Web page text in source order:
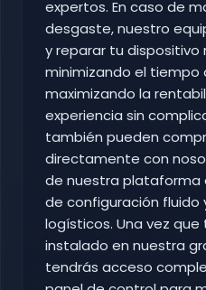
expertos. En caso de
desgaste, nuestro
y reparar tu
minimizando el tiempo
maximizando la
experiencia sin
también pueden
directamente con
de nuestra plataforma
de configuración fluido
logísticos. Una vez
instalado en nuestra
tendrás acceso